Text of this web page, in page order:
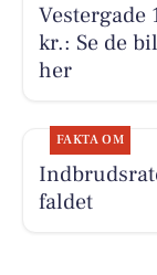
kr.: Se de
her
FAKTA OM
faldet